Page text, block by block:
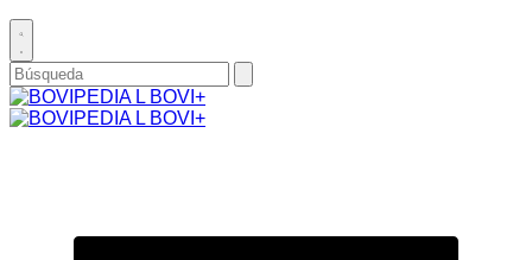
Toggle
search
Buscar
por
búsqueda
Primary